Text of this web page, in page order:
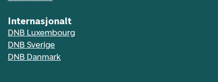
Internasjonalt
DNB Luxembourg
DNB Sverige
DNB Danmark